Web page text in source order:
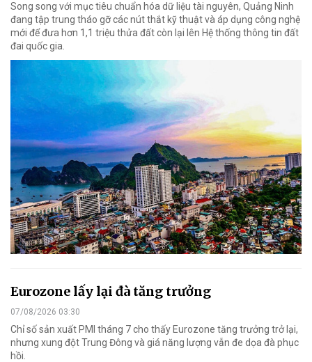
Song song với mục tiêu chuẩn hóa dữ liệu tài nguyên, Quảng Ninh
đang tập trung tháo gỡ các nút thắt kỹ thuật và áp dụng công nghệ
mới để đưa hơn 1,1 triệu thửa đất còn lại lên Hệ thống thông tin đất
đai quốc gia.
Eurozone lấy lại đà tăng trưởng
07/08/2026 03:30
Chỉ số sản xuất PMI tháng 7 cho thấy Eurozone tăng trưởng trở lại,
nhưng xung đột Trung Đông và giá năng lượng vẫn đe dọa đà phục
hồi.